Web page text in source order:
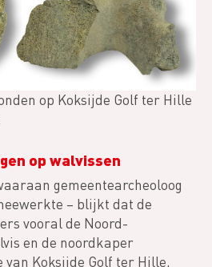
op Koksijde Golf ter Hille
op walvissen
gemeentearcheoloog
– blijkt dat de
vooral de Noord-
en de noordkaper
van Koksijde Golf ter Hille,